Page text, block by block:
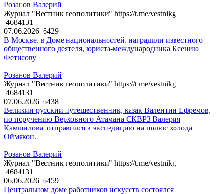
Розанов Валерий
Журнал "Вестник геополитики" https://t.me/vestnikg
4684131
07.06.2026 6429
В Москве, в Доме национальностей, наградили известного
общественного деятеля, юриста-международника Ксению
Фетисову
Розанов Валерий
Журнал "Вестник геополитики" https://t.me/vestnikg
4684131
07.06.2026 6438
Великий русский путешественник, казак Валентин Ефремов,
по поручению Верховного Атамана СКВРЗ Валерия
Камшилова, отправился в экспедицию на полюс холода
Оймякон.
Розанов Валерий
Журнал "Вестник геополитики" https://t.me/vestnikg
4684131
06.06.2026 6459
Центральном доме работников искусств состоялся